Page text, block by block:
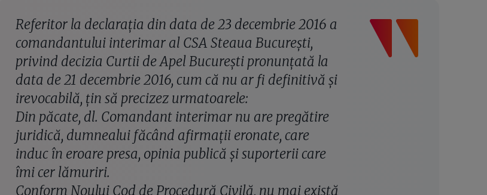
Referitor la declaraţia din data de 23 decembrie 2016 a
comandantului interimar al CSA Steaua Bucureşti,
privind decizia Curtii de Apel Bucureşti pronunţată la
data de 21 decembrie 2016, cum că nu ar fi definitivă şi
irevocabilă, ţin să precizez urmatoarele:
Din păcate, dl. Comandant interimar nu are pregătire
juridică, dumnealui făcând afirmaţii eronate, care
induc în eroare presa, opinia publică şi suporterii care
îmi cer lămuriri.
Conform Noului Cod de Procedură Civilă, nu mai există